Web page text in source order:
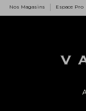
Nos Magasins Espace Pro